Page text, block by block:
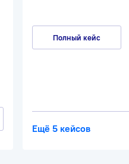
Полный кейс
Ещё 5 кейсов